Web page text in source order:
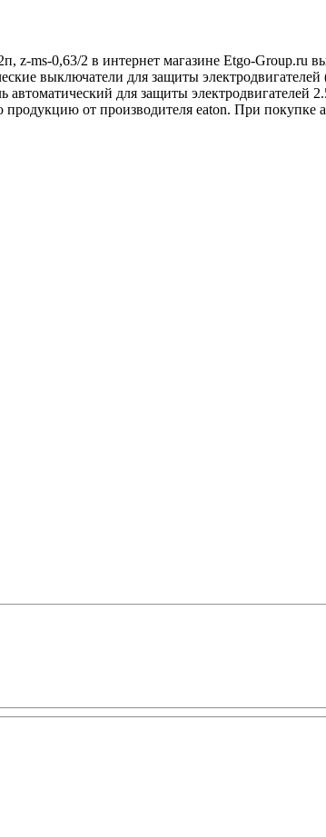
z-ms-0,63/2 в интернет магазине Etgo-Group.ru
выключатели для защиты
для защиты электродвигателей
от производителя eaton. При покупке